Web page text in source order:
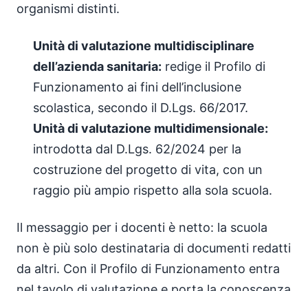
organismi distinti.
Unità di valutazione multidisciplinare
dell’azienda sanitaria: redige il Profilo di
Funzionamento ai fini dell’inclusione
scolastica, secondo il D.Lgs. 66/2017.
Unità di valutazione multidimensionale:
introdotta dal D.Lgs. 62/2024 per la
costruzione del progetto di vita, con un
raggio più ampio rispetto alla sola scuola.
Il messaggio per i docenti è netto: la scuola
non è più solo destinataria di documenti redatti
da altri. Con il Profilo di Funzionamento entra